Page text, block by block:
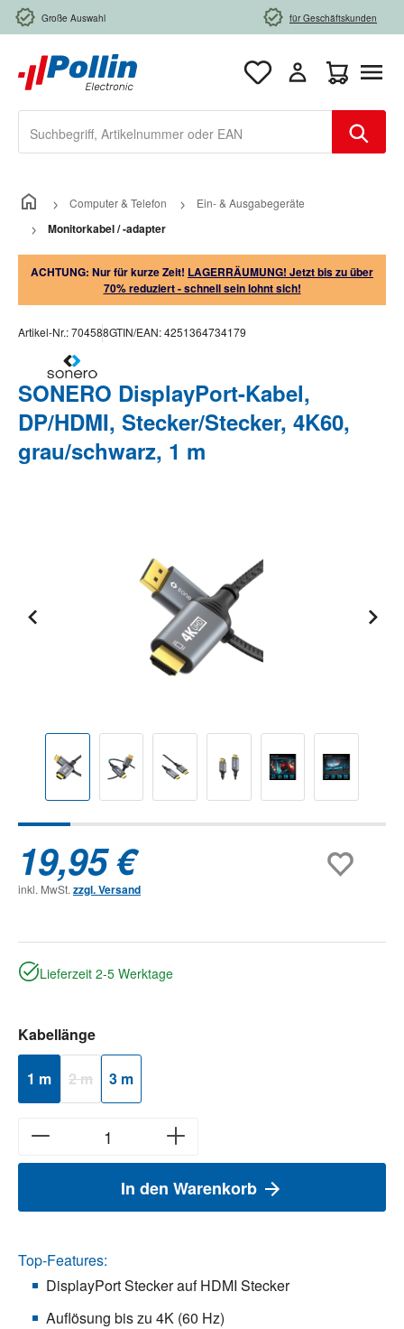
Zum Hauptinhalt springen
Große Auswahl für Geschäftskunden
Computer & Telefon Ein- & Ausgabegeräte
Monitorkabel / -adapter
ACHTUNG: Nur für kurze Zeit! LAGERRÄUMUNG! Jetzt bis zu über
70% reduziert - schnell sein lohnt sich!
Artikel-Nr.:704588GTIN/EAN:4251364734179
SONERO DisplayPort-Kabel,
DP/HDMI, Stecker/Stecker, 4K60,
grau/schwarz, 1 m
19,95 €
inkl. MwSt. zzgl. Versand
Lieferzeit 2-5 Werktage
Kabellängeauswählen
1 m 2 m(Diese Option ist zurzeit nicht verfügbar.)
3 m
In den Warenkorb
Top-Features:
DisplayPort Stecker auf HDMI Stecker
Auflösung bis zu 4K (60 Hz)